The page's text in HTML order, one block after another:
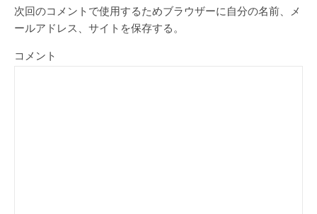
次回のコメントで使用するためブラウザーに自分の名前、メ
ールアドレス、サイトを保存する。
コメント